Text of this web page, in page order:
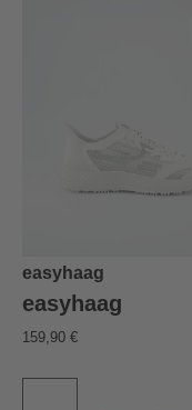
easyhaag
easyhaag
159,90 €